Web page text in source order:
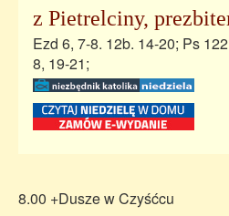
z Pietrelciny,
Ezd 6, 7-8. 12b. 14-20; Ps
8, 19-21;
8.00 +Dusze w Czyśćcu